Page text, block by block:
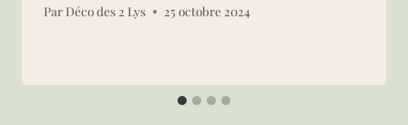
Par Déco des 2 Lys 25 octobre 2024